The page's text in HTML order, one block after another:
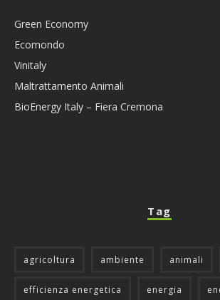
Green Economy
Ecomondo
Vinitaly
Maltrattamento Animali
BioEnergy Italy – Fiera Cremona
Tag
agricoltura ambiente animali
efficienza energetica energia